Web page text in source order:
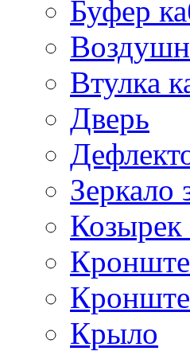
Буфер
Втулка
Дверь
Зеркало
Крыло